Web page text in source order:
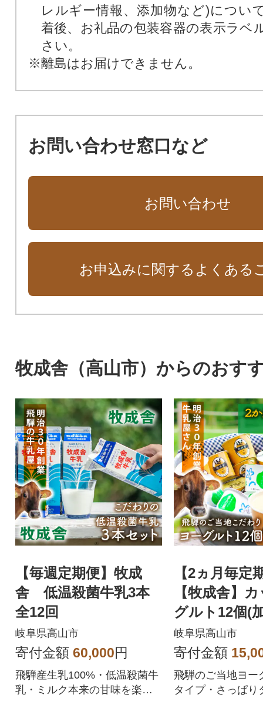
レルギー情報、添加物など)につい
着後、お礼品の包装容器の表示ラベ
さい。
※離島はお届けできません。
お問い合わせ窓口など
お問い合わせ
お申込みに関するよくある
牧成舎（高山市）からのおす
【毎週定期便】牧成
舎 低温殺菌牛乳3本
全12回
岐阜県高山市
寄付金額 60,000円
飛騨産生乳100%・低温殺菌牛
乳・ミルク本来の甘味を楽し
【2ヵ月毎定
【牧成舎】
グルト12個(
プ)全3回
岐阜県高山市
寄付金額
飛騨のご当地ヨー
タイプ・さっぱり